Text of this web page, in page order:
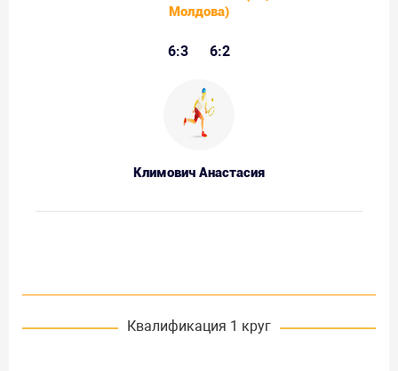
Молдова)
6:3 6:2
Климович Анастасия
Квалификация 1 круг